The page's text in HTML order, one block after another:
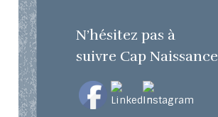
N’hésitez pas à
suivre Cap Naissance